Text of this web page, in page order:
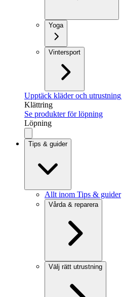
Yoga
Vintersport
Upptäck kläder och
Klättring
Se produkter för löpning
Löpning
Tips & guider
Allt inom Tips & guider
Vårda & reparera
Välj rätt utrustning